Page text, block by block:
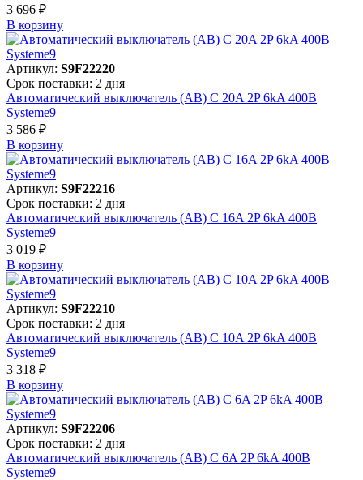
3 696 ₽
В корзинy
Артикул: S9F22220
Срок поставки: 2 дня
Автоматический выключатель (АВ) C 20A 2P 6kA 400В
Systeme9
3 586 ₽
В корзинy
Артикул: S9F22216
Срок поставки: 2 дня
Автоматический выключатель (АВ) C 16A 2P 6kA 400В
Systeme9
3 019 ₽
В корзинy
Артикул: S9F22210
Срок поставки: 2 дня
Автоматический выключатель (АВ) C 10A 2P 6kA 400В
Systeme9
3 318 ₽
В корзинy
Артикул: S9F22206
Срок поставки: 2 дня
Автоматический выключатель (АВ) C 6A 2P 6kA 400В
Systeme9